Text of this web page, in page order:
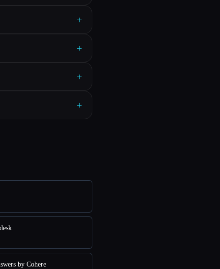
+
+
+
+
by Cohere